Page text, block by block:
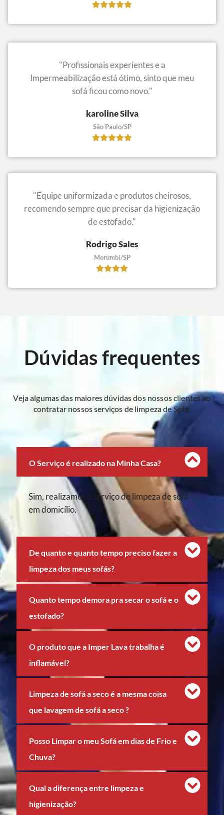
"Profissionais experientes e a
Impermeabilização está ótimo, sinto que meu
sofá ficou como novo."
karoline Silva
São Paulo/SP
"Equipe uniformizada e produtos cheirosos,
recomendo sempre que precisar da higienização
de estofado."
Rodrigo Sales
Morumbi/SP
Dúvidas frequentes
Veja algumas das maiores dúvidas dos nossos clientes ao
contratar nossos serviços de limpeza de Sofá:
O Serviço é realizado na Minha Casa?
Sim, realizamos o serviço de limpeza de sofá
em domicílio.
De quanto e quanto tempo preciso fazer a
limpeza dos meus sofás?
Quanto tempo demora pra secar o sofá e o
estofado?
O produto que a Imper Lava trabalha é
inflamável?
Limpeza de sofá a seco é a mesma coisa
que lavagem de sofá a seco ?
Posso Limpar o meu Sofá em dias de Frio e
Chuva?
Qual a diferença entre limpeza e
higienização?